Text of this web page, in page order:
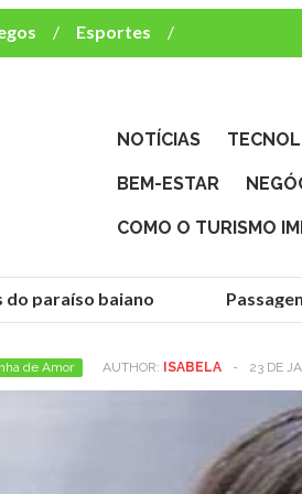
Esportes
e TV
NOTÍCIAS
BEM-ESTAR
COMO O TURISMO
paraíso baiano
de Amor AUTHOR: ISABELA - 23 DE